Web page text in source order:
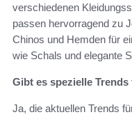
verschiedenen
passen hervorragend zu
Chinos und Hemden für
wie Schals und elegante
Gibt es spezielle
Ja, die aktuellen Trends